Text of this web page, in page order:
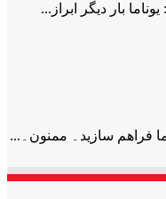
بار دیگر ابراز...
فراھم سازید۔ ممنون۔...